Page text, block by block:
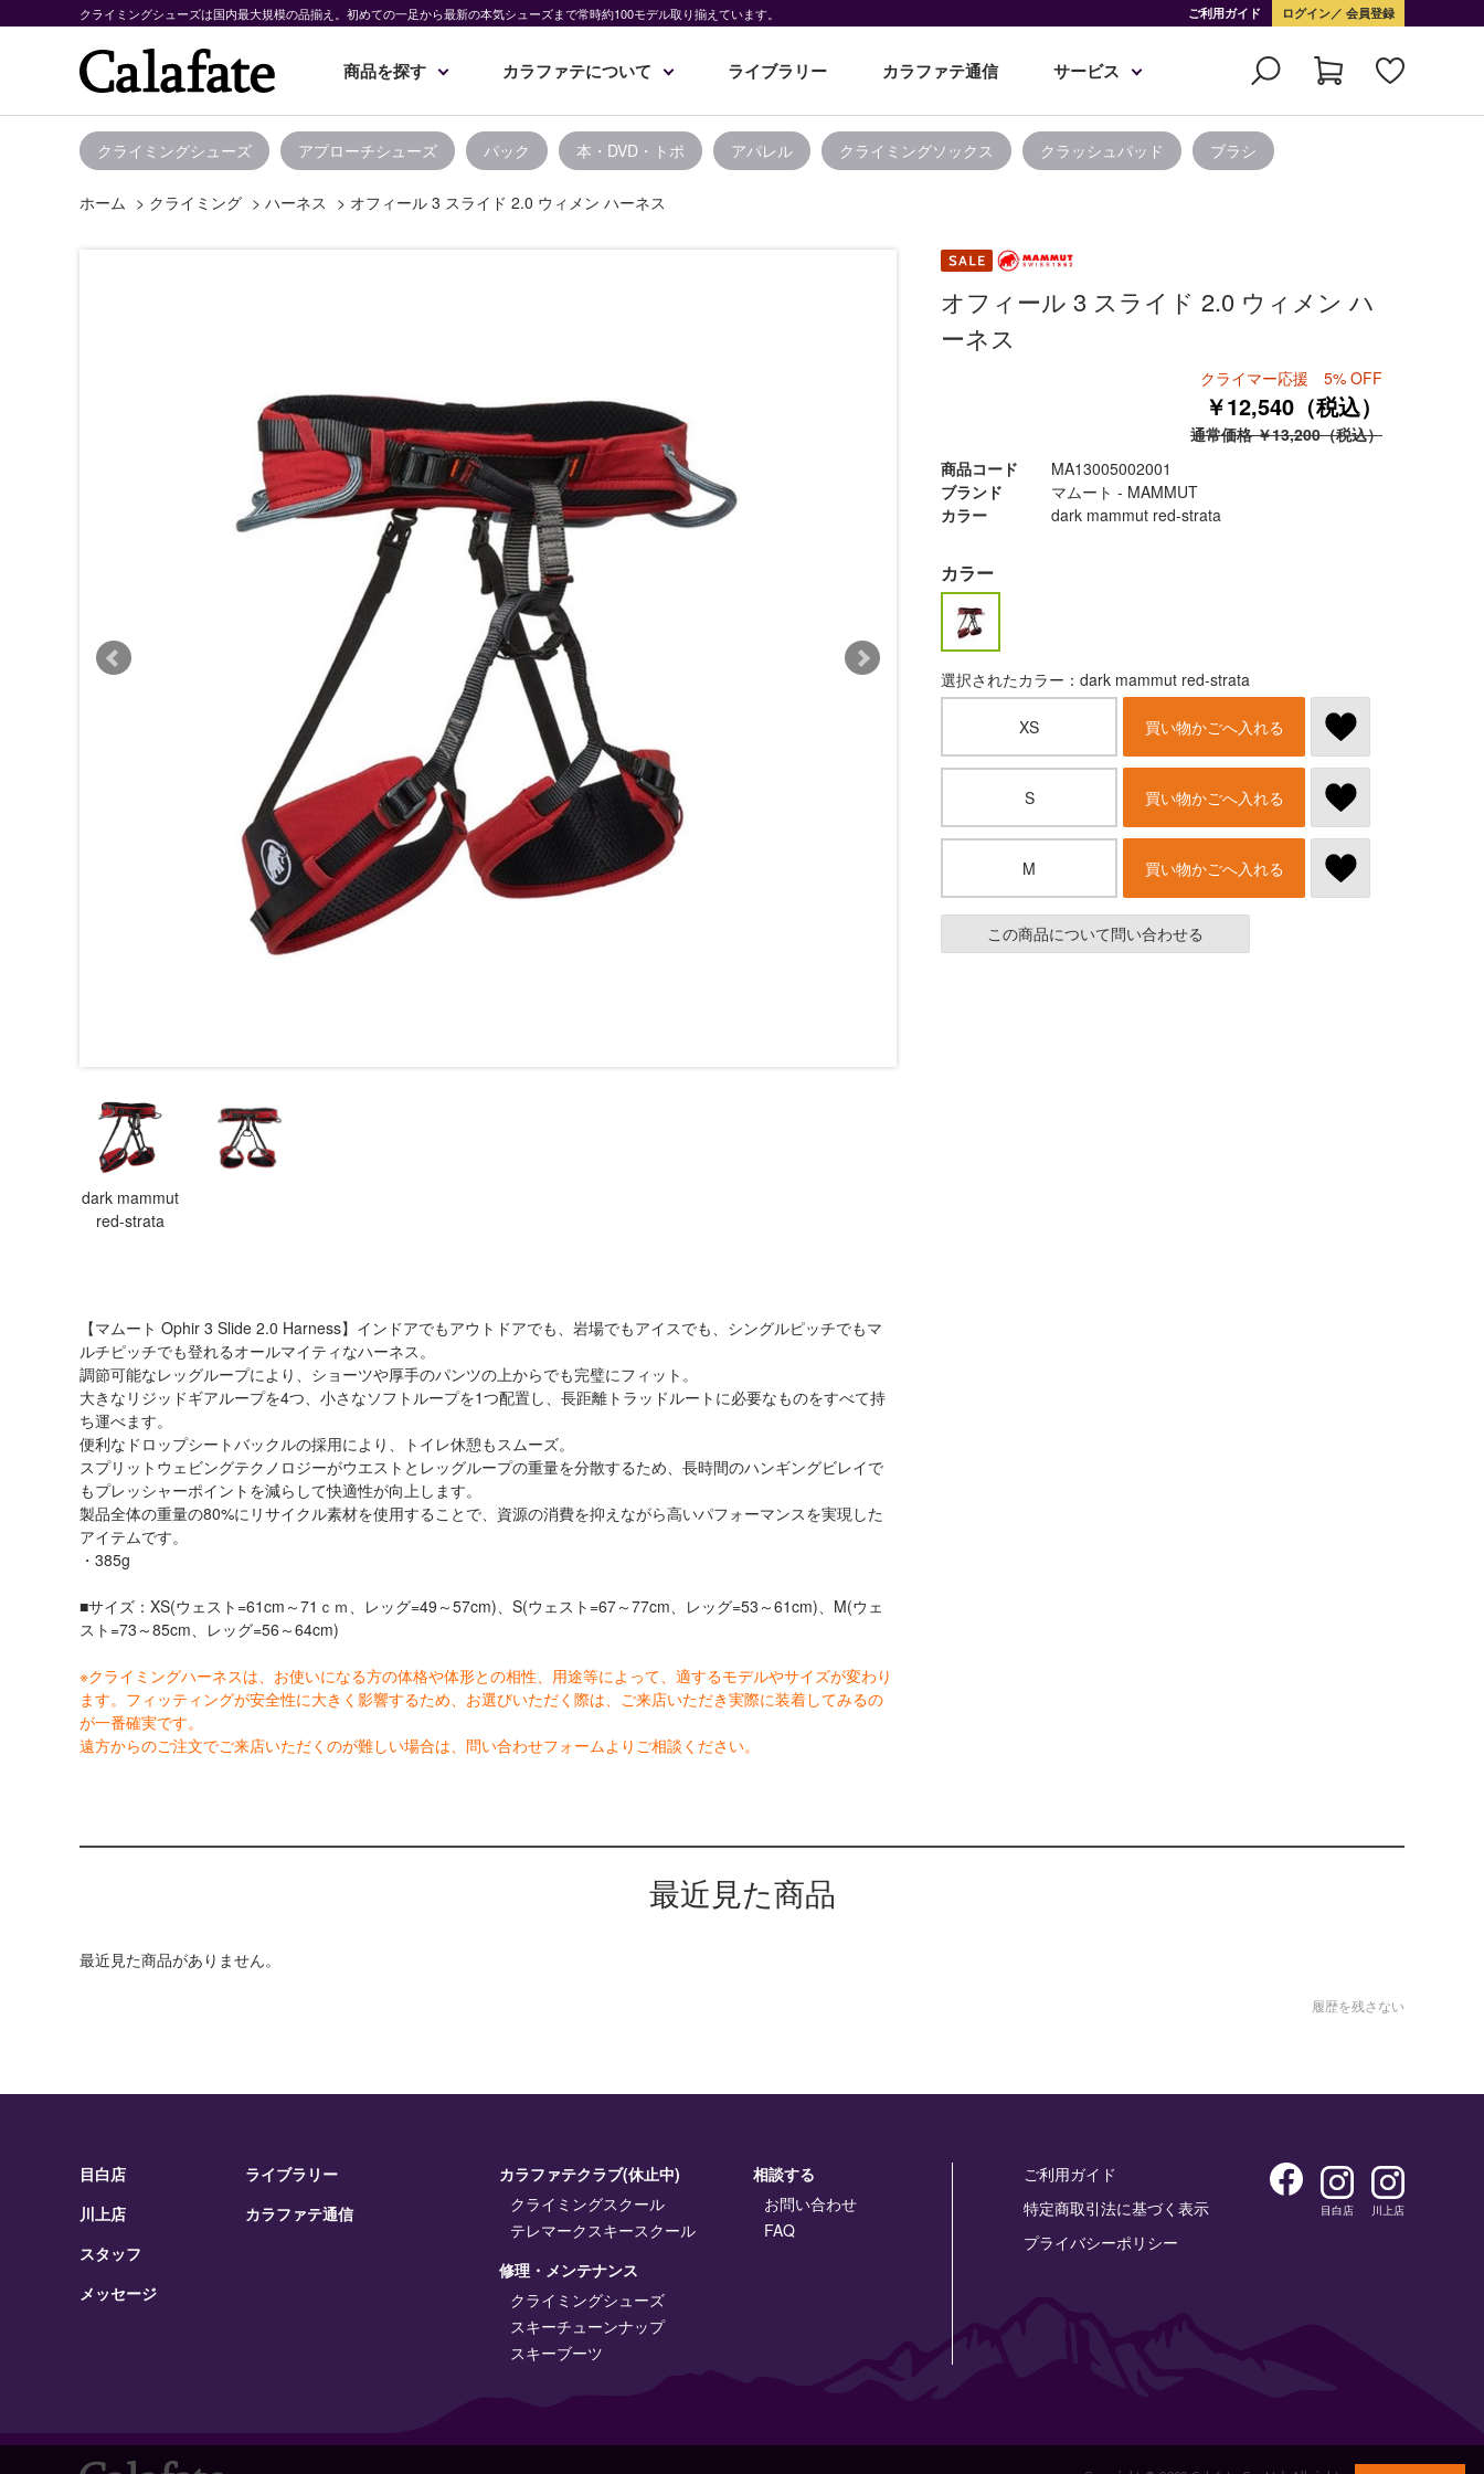
クライミングシューズは国内最大規模の品揃え。初めての一足から最新の本気シューズまで常時約100モデル取り揃えています。 ご利用ガイド ログイン 会員登録
商品を探す カラファテについて ライブラリー カラファテ通信 サービス
クライミングシューズ アプローチシューズ パック 本・DVD・トポ アパレル クライミングソックス クラッシュパッド ブラシ
ホーム > クライミング > ハーネス > オフィール 3 スライド 2.0 ウィメン ハーネス
dark mammut
red-strata
【マムート Ophir 3 Slide 2.0 Harness】インドアでもアウトドアでも、岩場でもアイスでも、シングルピッチでもマ
ルチピッチでも登れるオールマイティなハーネス。
調節可能なレッグループにより、ショーツや厚手のパンツの上からでも完璧にフィット。
大きなリジッドギアループを4つ、小さなソフトループを1つ配置し、長距離トラッドルートに必要なものをすべて持
ち運べます。
便利なドロップシートバックルの採用により、トイレ休憩もスムーズ。
スプリットウェビングテクノロジーがウエストとレッグループの重量を分散するため、長時間のハンギングビレイで
もプレッシャーポイントを減らして快適性が向上します。
製品全体の重量の80%にリサイクル素材を使用することで、資源の消費を抑えながら高いパフォーマンスを実現した
アイテムです。
・385g
■サイズ：XS(ウェスト=61cm～71ｃｍ、レッグ=49～57cm)、S(ウェスト=67～77cm、レッグ=53～61cm)、M(ウェ
スト=73～85cm、レッグ=56～64cm)
※クライミングハーネスは、お使いになる方の体格や体形との相性、用途等によって、適するモデルやサイズが変わり
ます。フィッティングが安全性に大きく影響するため、お選びいただく際は、ご来店いただき実際に装着してみるの
が一番確実です。
遠方からのご注文でご来店いただくのが難しい場合は、問い合わせフォームよりご相談ください。
オフィール 3 スライド 2.0 ウィメン ハ
ーネス
クライマー応援 5% OFF
￥12,540（税込）
通常価格 ￥13,200（税込）
商品コード
MA13005002001
ブランド
マムート - MAMMUT
カラー
dark mammut red-strata
カラー
選択されたカラー：dark mammut red-strata
XS 買い物かごへ入れる
S 買い物かごへ入れる
M 買い物かごへ入れる
この商品について問い合わせる
最近見た商品
最近見た商品がありません。
履歴を残さない
目白店
川上店
スタッフ
メッセージ
ライブラリー
カラファテ通信
カラファテクラブ(休止中)
クライミングスクール
テレマークスキースクール
修理・メンテナンス
クライミングシューズ
スキーチューンナップ
スキーブーツ
相談する
お問い合わせ
FAQ
ご利用ガイド
特定商取引法に基づく表示
プライバシーポリシー
目白店 川上店